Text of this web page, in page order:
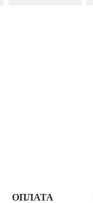
ОПЛАТА